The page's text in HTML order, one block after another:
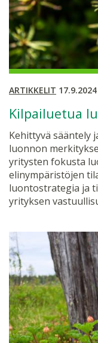
ARTIKKELIT 17.9.2024
Kilpailuetua
Kehittyvä sääntely
luonnon
yritysten fokusta
elinympäristöjen
luontostrategia ja
yrityksen